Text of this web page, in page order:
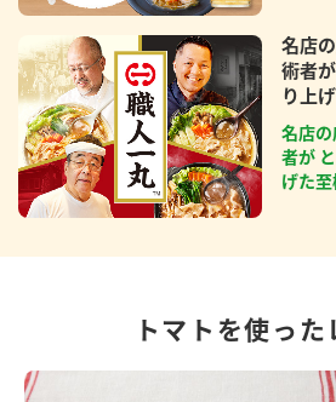
名店
術者
り上
名店
者が
げた至
トマトを使った